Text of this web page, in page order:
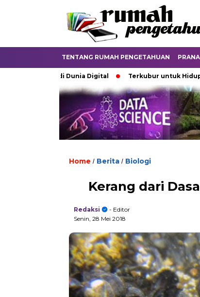
TENTANG RUMAH PENGETAHUAN
di Dunia Digital Terkubur untuk Hidup
Home / Berita / Biologi
Kerang dari
Redaksi
- Editor
Senin, 28 Mei 2018